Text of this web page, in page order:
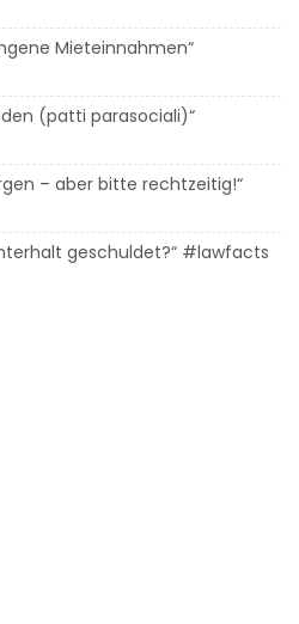
Mieteinnahmen“
(patti parasociali)“
– aber bitte rechtzeitig!“
geschuldet?“ #lawfacts